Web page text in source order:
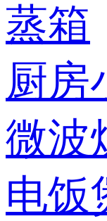
蒸箱
厨房
微波
电饭